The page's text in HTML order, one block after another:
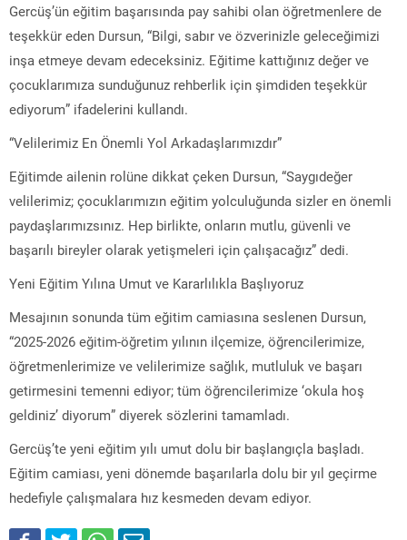
Gercüş’ün eğitim başarısında pay sahibi olan öğretmenlere de
teşekkür eden Dursun, “Bilgi, sabır ve özverinizle geleceğimizi
inşa etmeye devam edeceksiniz. Eğitime kattığınız değer ve
çocuklarımıza sunduğunuz rehberlik için şimdiden teşekkür
ediyorum” ifadelerini kullandı.
“Velilerimiz En Önemli Yol Arkadaşlarımızdır”
Eğitimde ailenin rolüne dikkat çeken Dursun, “Saygıdeğer
velilerimiz; çocuklarımızın eğitim yolculuğunda sizler en önemli
paydaşlarımızsınız. Hep birlikte, onların mutlu, güvenli ve
başarılı bireyler olarak yetişmeleri için çalışacağız” dedi.
Yeni Eğitim Yılına Umut ve Kararlılıkla Başlıyoruz
Mesajının sonunda tüm eğitim camiasına seslenen Dursun,
“2025-2026 eğitim-öğretim yılının ilçemize, öğrencilerimize,
öğretmenlerimize ve velilerimize sağlık, mutluluk ve başarı
getirmesini temenni ediyor; tüm öğrencilerimize ‘okula hoş
geldiniz’ diyorum” diyerek sözlerini tamamladı.
Gercüş’te yeni eğitim yılı umut dolu bir başlangıçla başladı.
Eğitim camiası, yeni dönemde başarılarla dolu bir yıl geçirme
hedefiyle çalışmalara hız kesmeden devam ediyor.